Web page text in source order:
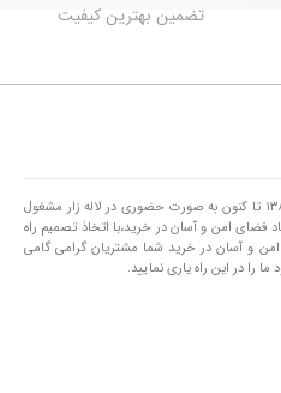
تضمین بهترین کیفیت
فروشگاه الو لاله زار با سابقه فروش از سال ۱۳۸۶ تا کنون به صورت حضوری در لاله زار مشغول
۱۳۹۵ با رویکرد ایجاد فضای امن و آسان در خرید،با اتخاذ تصمیم راه
امن و آسان در خرید شما مشتریان گرامی گامی
را در این راه یاری نمایید.